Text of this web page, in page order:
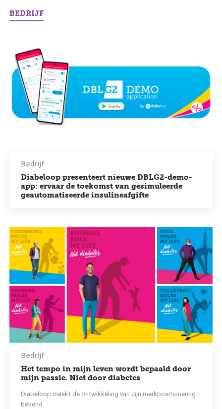
BEDRIJF
Bedrijf
Diabeloop presenteert nieuwe DBLG2-demo-
app: ervaar de toekomst van gesimuleerde
geautomatiseerde insulineafgifte
Bedrijf
Het tempo in mijn leven wordt bepaald door
mijn passie. Niet door diabetes
Diabeloop maakt de ontwikkeling van zijn merkpositionering
bekend.